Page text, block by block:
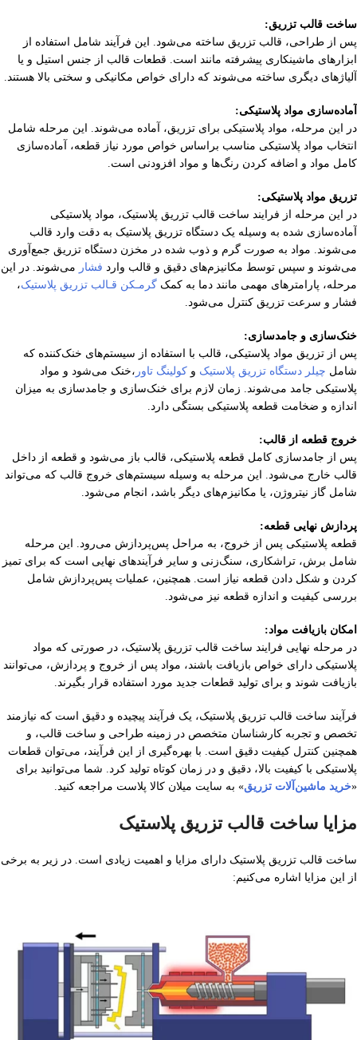
ساخت قالب تزریق:
پس از طراحی، قالب تزریق ساخته می‌شود. این فرآیند شامل استفاده از
ابزارهای ماشینکاری پیشرفته مانند است. قطعات قالب از جنس استیل و یا
آلیاژهای دیگری ساخته می‌شوند که دارای خواص مکانیکی و سختی بالا هستند.
آماده‌سازی مواد پلاستیکی:
در این مرحله، مواد پلاستیکی برای تزریق، آماده می‌شوند. این مرحله شامل
انتخاب مواد پلاستیکی مناسب براساس خواص مورد نیاز قطعه، آماده‌سازی
کامل مواد و اضافه کردن رنگ‌ها و مواد افزودنی است.
تزریق مواد پلاستیکی:
در این مرحله از فرایند ساخت قالب تزریق پلاستیک، مواد پلاستیکی
آماده‌سازی شده به وسیله یک دستگاه تزریق پلاستیک به دقت وارد قالب
می‌شوند. مواد به صورت گرم و ذوب شده در مخزن دستگاه تزریق جمع‌آوری
می‌شوند و سپس توسط مکانیزم‌های دقیق و قالب وارد فشار می‌شوند. در این
مرحله، پارامترهای مهمی مانند دما به کمک گرمـکن قـالب تزریق پلاستیک،
فشار و سرعت تزریق کنترل می‌شود.
خنک‌سازی و جامدسازی:
پس از تزریق مواد پلاستیکی، قالب با استفاده از سیستم‌های خنک‌کننده که
شامل چیلر دستگاه تزریق پلاستیک و کولینگ تاور ،خنک می‌شود و مواد
پلاستیکی جامد می‌شوند. زمان لازم برای خنک‌سازی و جامدسازی به میزان
اندازه و ضخامت قطعه پلاستیکی بستگی دارد.
خروج قطعه از قالب:
پس از جامدسازی کامل قطعه پلاستیکی، قالب باز می‌شود و قطعه از داخل
قالب خارج می‌شود. این مرحله به وسیله سیستم‌های خروج قالب که می‌تواند
شامل گاز نیتروژن، یا مکانیزم‌های دیگر باشد، انجام می‌شود.
پردازش نهایی قطعه:
قطعه پلاستیکی پس از خروج، به مراحل پس‌پردازش می‌رود. این مرحله
شامل برش، تراشکاری، سنگ‌زنی و سایر فرآیندهای نهایی است که برای تمیز
کردن و شکل دادن قطعه نیاز است. همچنین، عملیات پس‌پردازش شامل
بررسی کیفیت و اندازه قطعه نیز می‌شود.
امکان بازیافت مواد:
در مرحله نهایی فرایند ساخت قالب تزریق پلاستیک، در صورتی که مواد
پلاستیکی دارای خواص بازیافت باشند، مواد پس از خروج و ‌پردازش، می‌توانند
بازیافت شوند و برای تولید قطعات جدید مورد استفاده قرار بگیرند.
فرآیند ساخت قالب تزریق پلاستیک، یک فرآیند پیچیده و دقیق است که نیازمند
تخصص و تجربه کارشناسان متخصص در زمینه طراحی و ساخت قالب، و
همچنین کنترل کیفیت دقیق است. با بهره‌گیری از این فرآیند، می‌توان قطعات
پلاستیکی با کیفیت بالا، دقیق و در زمان کوتاه تولید کرد. شما می‌توانید برای
«خرید ماشین‌آلات تزریق» به سایت میلان کالا پلاست مراجعه کنید.
مزایا ساخت قالب تزریق پلاستیک
ساخت قالب تزریق پلاستیک دارای مزایا و اهمیت‌ زیادی است. در زیر به برخی
از این مزایا اشاره می‌کنیم: